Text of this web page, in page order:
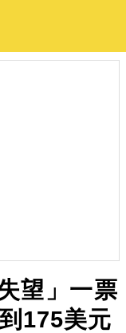
望」一票
175美元